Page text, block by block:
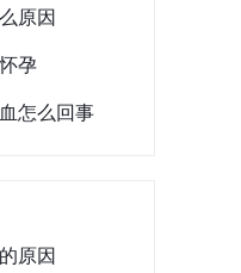
原因
孕
怎么回事
原因